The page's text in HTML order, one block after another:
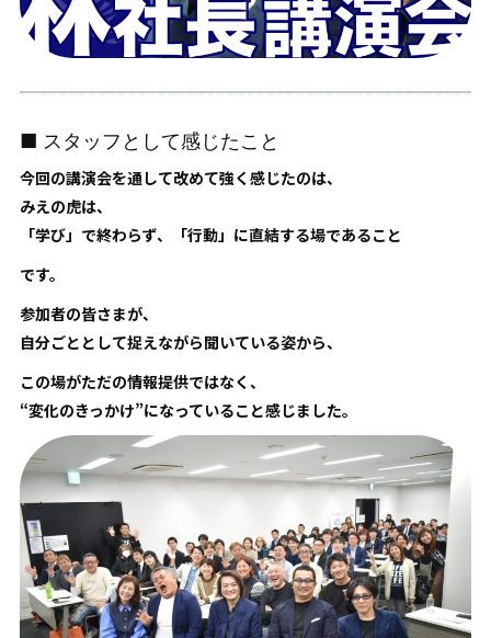
■ スタッフとして感じたこと
今回の講演会を通して改めて強く感じたのは、
みえの虎は、
「学び」で終わらず、「行動」に直結する場であること
です。
参加者の皆さまが、
自分ごととして捉えながら聞いている姿から、
この場がただの情報提供ではなく、
“変化のきっかけ”になっていること感じました。